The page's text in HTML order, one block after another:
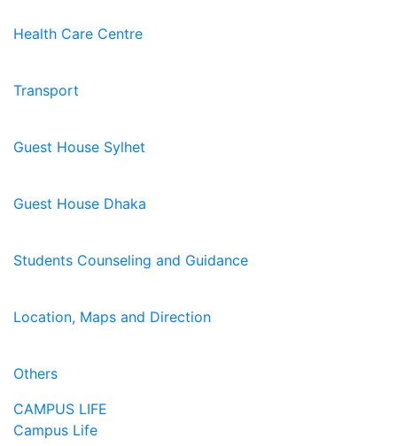
Health Care Centre
Transport
Guest House Sylhet
Guest House Dhaka
Students Counseling and Guidance
Location, Maps and Direction
Others
CAMPUS LIFE
Campus Life